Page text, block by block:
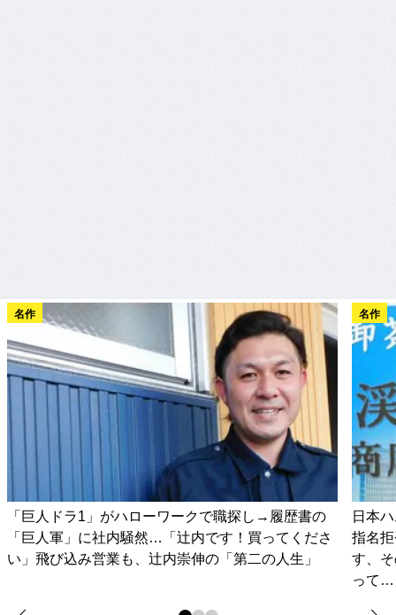
名作
「巨人ドラ1」がハローワークで職探し→履歴書の
「巨人軍」に社内騒然…「辻内です！買ってくださ
い」飛び込み営業も、辻内崇伸の「第二の人生」
名作
日本
指名
す、
って…